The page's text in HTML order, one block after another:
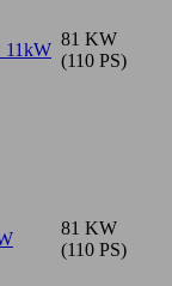
11kW
81 KW
(110 PS)
81 KW
(110 PS)